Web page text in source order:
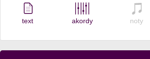
text akordy noty